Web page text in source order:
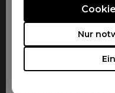
Nur
sei denn, durch BenQ
autorisierten
Produkt beschädigt
nachfolgenden